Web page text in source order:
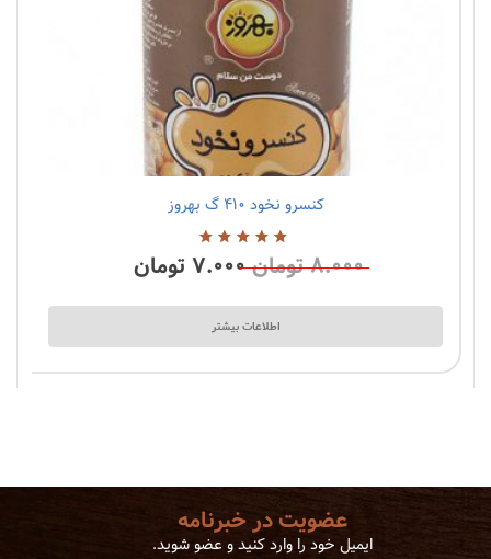
کنسرو نخود ۴۱۰ گ بهروز
5.00از
5
۸.۰۰۰تومان ۷.۰۰۰تومان
اطلاعات بیشتر
عضویت در خبرنامه
ایمیل خود را وارد کنید و عضو شوید.